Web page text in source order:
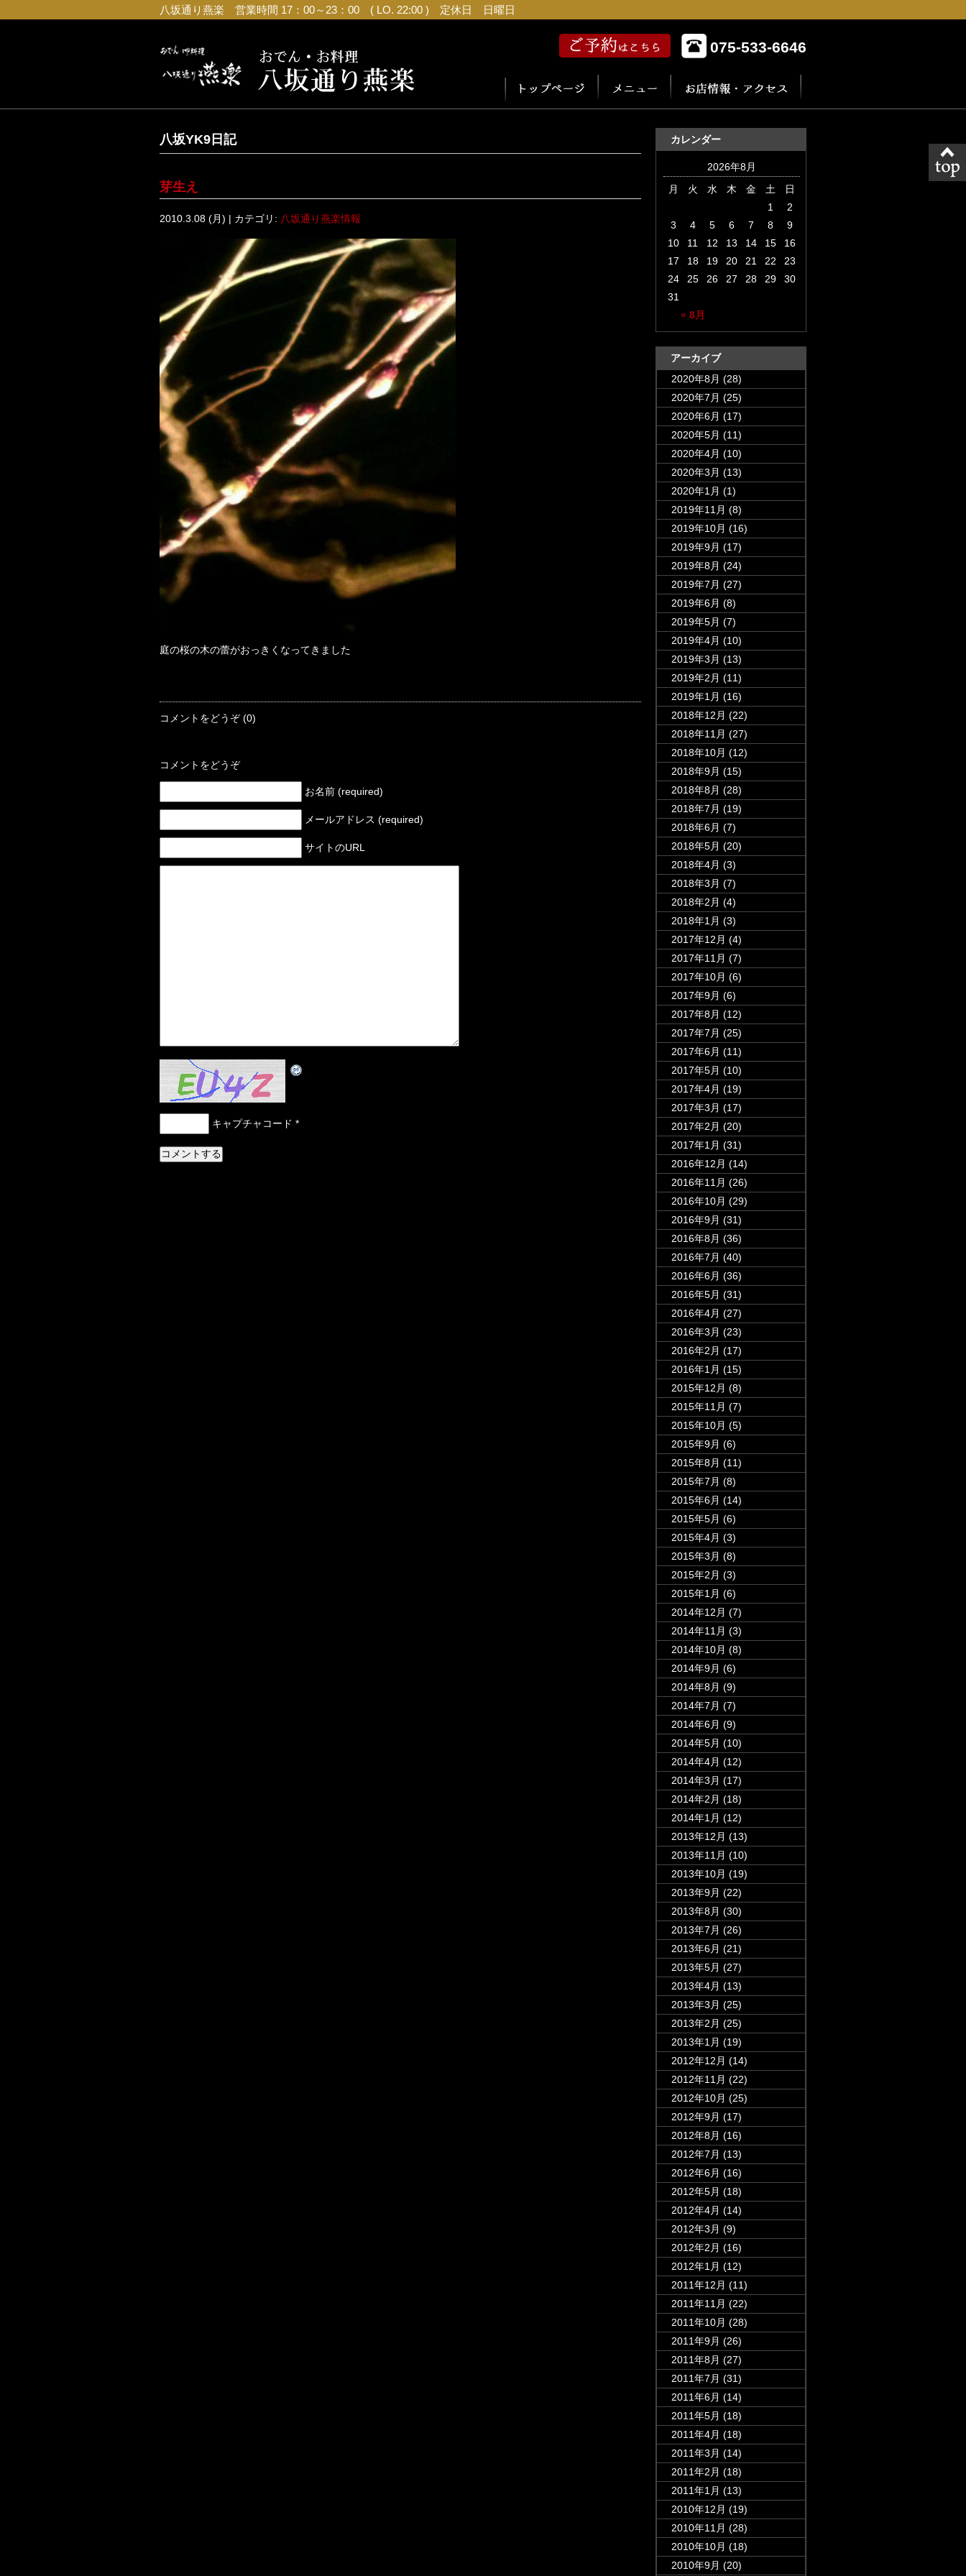
八坂通り燕楽 営業時間 17：00～23：00 ( LO. 22:00 ) 定休日 日曜日
075-533-6646
八坂YK9日記
芽生え
2010.3.08 (月) | カテゴリ: 八坂通り燕楽情報
庭の桜の木の蕾がおっきくなってきました
コメントをどうぞ (0)
コメントをどうぞ
お名前 (required)
メールアドレス (required)
サイトのURL
キャプチャコード *
カレンダー
2026年8月
月
火 水 木 金 土 日
« 8月
1
2
3
4 5 6 7 8
9
10
11 12 13 14 15
16
17
18 19 20 21 22
23
24
25 26 27 28 29
30
31
アーカイブ
2020年8月 (28)
2020年7月 (25)
2020年6月 (17)
2020年5月 (11)
2020年4月 (10)
2020年3月 (13)
2020年1月 (1)
2019年11月 (8)
2019年10月 (16)
2019年9月 (17)
2019年8月 (24)
2019年7月 (27)
2019年6月 (8)
2019年5月 (7)
2019年4月 (10)
2019年3月 (13)
2019年2月 (11)
2019年1月 (16)
2018年12月 (22)
2018年11月 (27)
2018年10月 (12)
2018年9月 (15)
2018年8月 (28)
2018年7月 (19)
2018年6月 (7)
2018年5月 (20)
2018年4月 (3)
2018年3月 (7)
2018年2月 (4)
2018年1月 (3)
2017年12月 (4)
2017年11月 (7)
2017年10月 (6)
2017年9月 (6)
2017年8月 (12)
2017年7月 (25)
2017年6月 (11)
2017年5月 (10)
2017年4月 (19)
2017年3月 (17)
2017年2月 (20)
2017年1月 (31)
2016年12月 (14)
2016年11月 (26)
2016年10月 (29)
2016年9月 (31)
2016年8月 (36)
2016年7月 (40)
2016年6月 (36)
2016年5月 (31)
2016年4月 (27)
2016年3月 (23)
2016年2月 (17)
2016年1月 (15)
2015年12月 (8)
2015年11月 (7)
2015年10月 (5)
2015年9月 (6)
2015年8月 (11)
2015年7月 (8)
2015年6月 (14)
2015年5月 (6)
2015年4月 (3)
2015年3月 (8)
2015年2月 (3)
2015年1月 (6)
2014年12月 (7)
2014年11月 (3)
2014年10月 (8)
2014年9月 (6)
2014年8月 (9)
2014年7月 (7)
2014年6月 (9)
2014年5月 (10)
2014年4月 (12)
2014年3月 (17)
2014年2月 (18)
2014年1月 (12)
2013年12月 (13)
2013年11月 (10)
2013年10月 (19)
2013年9月 (22)
2013年8月 (30)
2013年7月 (26)
2013年6月 (21)
2013年5月 (27)
2013年4月 (13)
2013年3月 (25)
2013年2月 (25)
2013年1月 (19)
2012年12月 (14)
2012年11月 (22)
2012年10月 (25)
2012年9月 (17)
2012年8月 (16)
2012年7月 (13)
2012年6月 (16)
2012年5月 (18)
2012年4月 (14)
2012年3月 (9)
2012年2月 (16)
2012年1月 (12)
2011年12月 (11)
2011年11月 (22)
2011年10月 (28)
2011年9月 (26)
2011年8月 (27)
2011年7月 (31)
2011年6月 (14)
2011年5月 (18)
2011年4月 (18)
2011年3月 (14)
2011年2月 (18)
2011年1月 (13)
2010年12月 (19)
2010年11月 (28)
2010年10月 (18)
2010年9月 (20)